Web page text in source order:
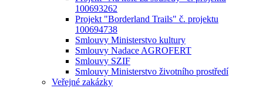
100693262
Projekt "Borderland Trails" č. projektu
100694738
Smlouvy Ministerstvo kultury
Smlouvy Nadace AGROFERT
Smlouvy SZIF
Smlouvy Ministerstvo životního prostředí
Veřejné zakázky